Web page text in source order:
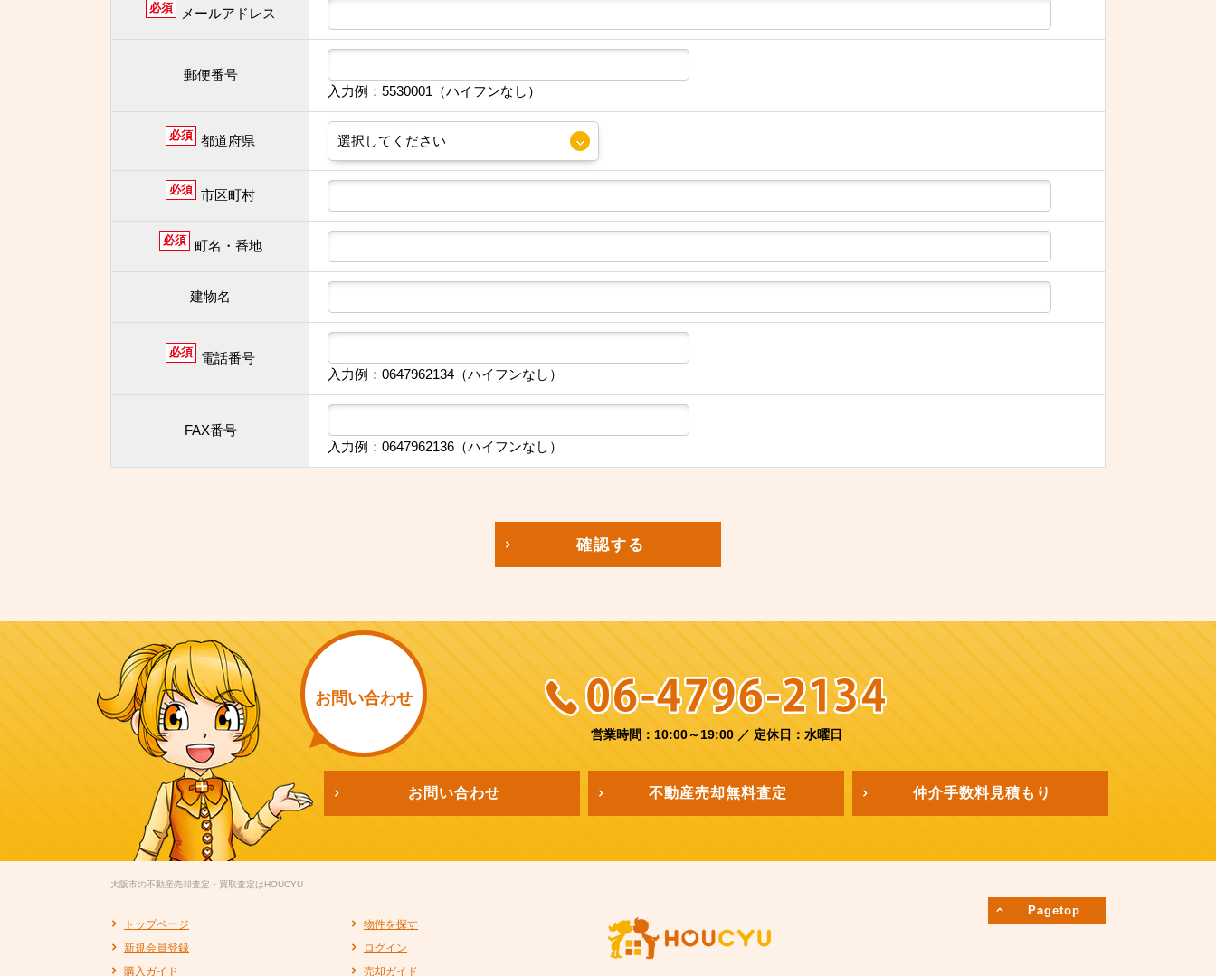
必須 メールアドレス
郵便番号
入力例：5530001（ハイフンなし）
必須 都道府県
必須 市区町村
必須 町名・番地
建物名
必須
電話番号
入力例：0647962134（ハイフンなし）
FAX番号
入力例：0647962136（ハイフンなし）
確認する
お問い合わせ
営業時間：10:00～19:00 ／ 定休日：水曜日
お問い合わせ 不動産売却無料査定 仲介手数料見積もり
Pagetop
大阪市の不動産売却査定・買取査定はHOUCYU
トップページ
物件を探す
新規会員登録
ログイン
購入ガイド
売却ガイド